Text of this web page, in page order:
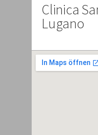
Clinica
Lugano